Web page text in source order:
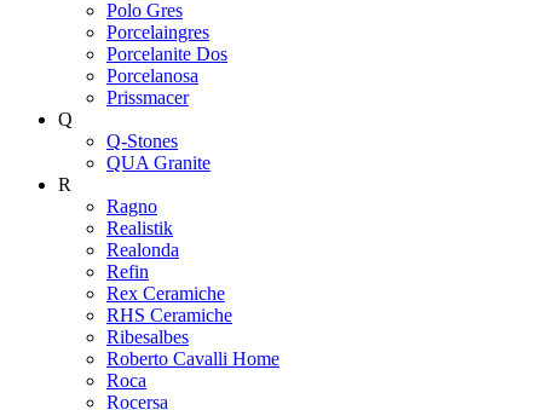
Polo Gres
Porcelaingres
Porcelanite Dos
Porcelanosa
Prissmacer
Q
Q-Stones
QUA Granite
R
Ragno
Realistik
Realonda
Refin
Rex Ceramiche
RHS Ceramiche
Ribesalbes
Roberto Cavalli Home
Roca
Rocersa